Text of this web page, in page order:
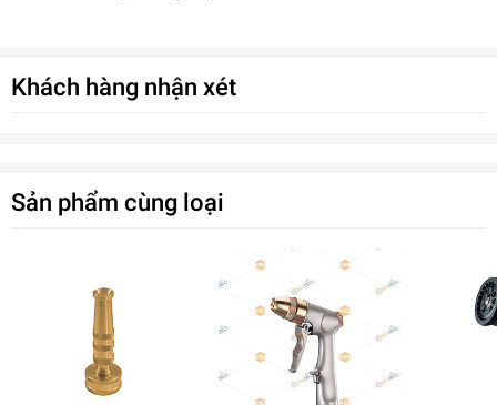
Khách hàng nhận xét
Sản phẩm cùng loại
Nối nhanh W-3240-10